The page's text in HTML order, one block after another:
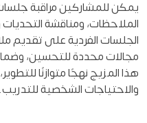
يمكن للمشاركين مراقبة
الملاحظات، ومناقشة
الجلسات الفردية على تقديم
مجالات محددة للتحسين،
هذا المزيج نهجًا متوازنًا
والاحتياجات الشخصية للتدريب.